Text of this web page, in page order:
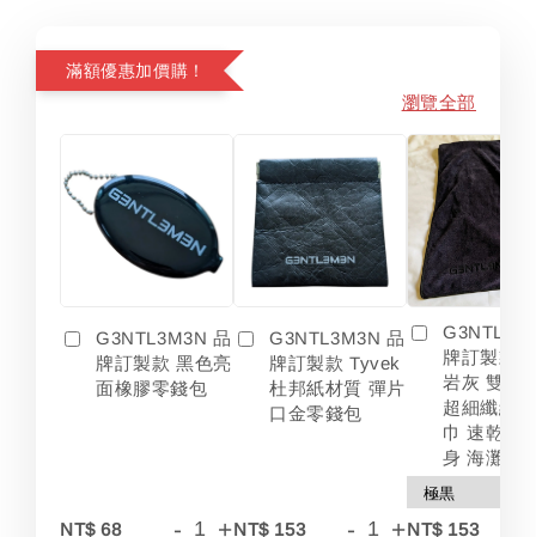
滿額優惠加價購！
瀏覽全部
G3NTL3M3N 品
牌訂製款 黑色亮
面橡膠零錢包
NT$ 68
- +
G3NTL3M3N 品
牌訂製款 Tyvek
杜邦紙材質 彈片
口金零錢包
NT$ 153
- +
牌訂製款
岩灰 雙色
超細纖維
巾 速乾 吸
身 海灘
NT$ 153